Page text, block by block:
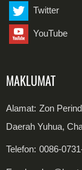
Gegelung
Twitter
YouTube
MAKLUMAT
Alamat: Zon
Daerah Yuhua,
Telefon: 0086-